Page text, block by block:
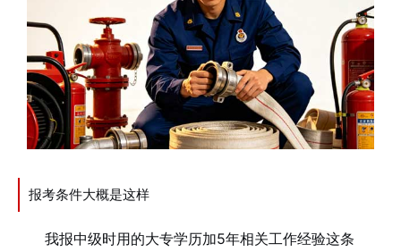
报考条件大概是这样
我报中级时用的大专学历加5年相关工作经验这条